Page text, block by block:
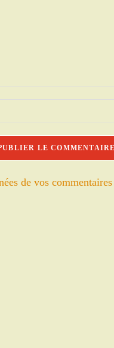
de vos commentaires